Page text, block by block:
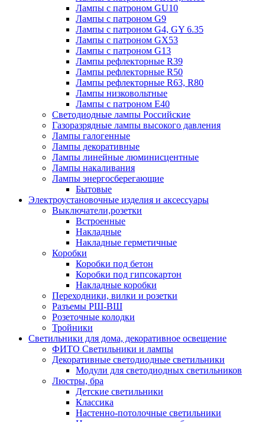
Лампы с патроном GU10
Лампы с патроном G9
Лампы с патроном G4, GY 6.35
Лампы с патроном GX53
Лампы с патроном G13
Лампы рефлекторные R39
Лампы рефлекторные R50
Лампы рефлекторные R63, R80
Лампы низковольтные
Лампы с патроном Е40
Светодиодные лампы Российские
Газоразрядные лампы высокого давления
Лампы галогенные
Лампы декоративные
Лампы линейные люминисцентные
Лампы накаливания
Лампы энергосберегающие
Бытовые
Электроустановочные изделия и аксессуары
Выключатели,розетки
Встроенные
Накладные
Накладные герметичные
Коробки
Коробки под бетон
Коробки под гипсокартон
Накладные коробки
Переходники, вилки и розетки
Разъемы РШ-ВШ
Розеточные колодки
Тройники
Светильники для дома, декоративное освещение
ФИТО Светильники и лампы
Декоративные светодиодные светильники
Модули для светодиодных светильников
Люстры, бра
Детские светильники
Классика
Настенно-потолочные светильники